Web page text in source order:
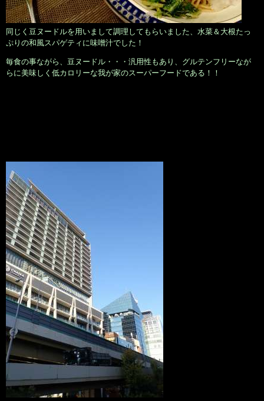
同じく豆ヌードルを用いまして調理してもらいました、水菜＆大根たっ
ぷりの和風スパゲティに味噌汁でした！
毎食の事ながら、豆ヌードル・・・汎用性もあり、グルテンフリーなが
らに美味しく低カロリーな我が家のスーパーフードである！！